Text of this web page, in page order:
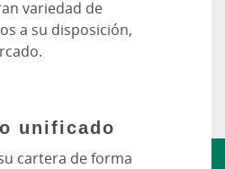
variedad de
a su disposición,
unificado
cartera de forma